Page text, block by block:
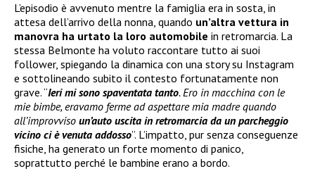
L’episodio è avvenuto mentre la famiglia era in sosta, in
attesa dell’arrivo della nonna, quando un’altra vettura in
manovra ha urtato la loro automobile in retromarcia. La
stessa Belmonte ha voluto raccontare tutto ai suoi
follower, spiegando la dinamica con una story su Instagram
e sottolineando subito il contesto fortunatamente non
grave. “Ieri mi sono spaventata tanto. Ero in macchina con le
mie bimbe, eravamo ferme ad aspettare mia madre quando
all’improvviso un’auto uscita in retromarcia da un parcheggio
vicino ci è venuta addosso”. L’impatto, pur senza conseguenze
fisiche, ha generato un forte momento di panico,
soprattutto perché le bambine erano a bordo.